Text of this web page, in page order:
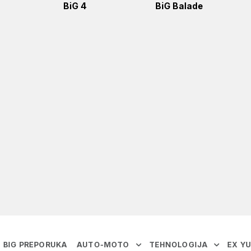
BiG 4 BiG Balade
BIG PREPORUKA AUTO-MOTO TEHNOLOGIJA EX YU